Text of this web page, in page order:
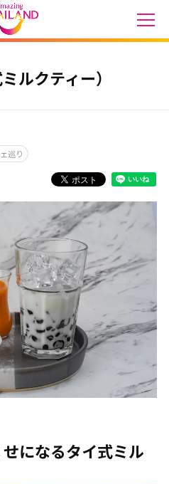
ルクティー）
巡り
になるタイ式ミル